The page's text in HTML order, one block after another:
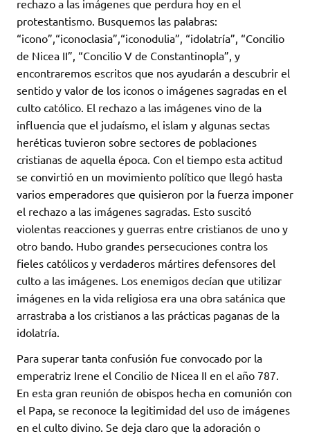
rechazo a las imágenes que perdura hoy en el
protestantismo. Busquemos las palabras:
“icono”,“iconoclasia”,“iconodulia”, “idolatría”, “Concilio
de Nicea II”, “Concilio V de Constantinopla”, y
encontraremos escritos que nos ayudarán a descubrir el
sentido y valor de los iconos o imágenes sagradas en el
culto católico. El rechazo a las imágenes vino de la
influencia que el judaísmo, el islam y algunas sectas
heréticas tuvieron sobre sectores de poblaciones
cristianas de aquella época. Con el tiempo esta actitud
se convirtió en un movimiento político que llegó hasta
varios emperadores que quisieron por la fuerza imponer
el rechazo a las imágenes sagradas. Esto suscitó
violentas reacciones y guerras entre cristianos de uno y
otro bando. Hubo grandes persecuciones contra los
fieles católicos y verdaderos mártires defensores del
culto a las imágenes. Los enemigos decían que utilizar
imágenes en la vida religiosa era una obra satánica que
arrastraba a los cristianos a las prácticas paganas de la
idolatría.
Para superar tanta confusión fue convocado por la
emperatriz Irene el Concilio de Nicea II en el año 787.
En esta gran reunión de obispos hecha en comunión con
el Papa, se reconoce la legitimidad del uso de imágenes
en el culto divino. Se deja claro que la adoración o